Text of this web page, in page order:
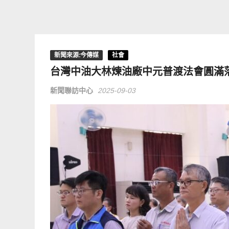
新聞來源:今傳媒 社會
台灣中油大林煉油廠中元普渡法會圓滿
新聞聯訪中心 2025-09-03